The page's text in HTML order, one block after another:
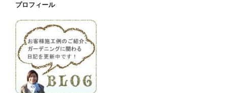
プロフィール